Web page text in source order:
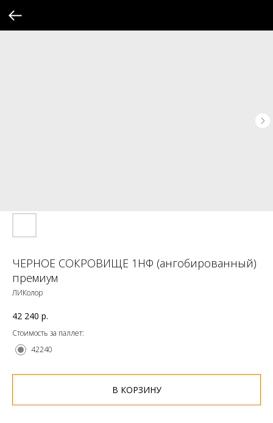
ЧЕРНОЕ СОКРОВИЩЕ 1НФ (ангобированный)
премиум
ЛИКолор
42 240 р.
Стоимость за паллет:
42240
В КОРЗИНУ